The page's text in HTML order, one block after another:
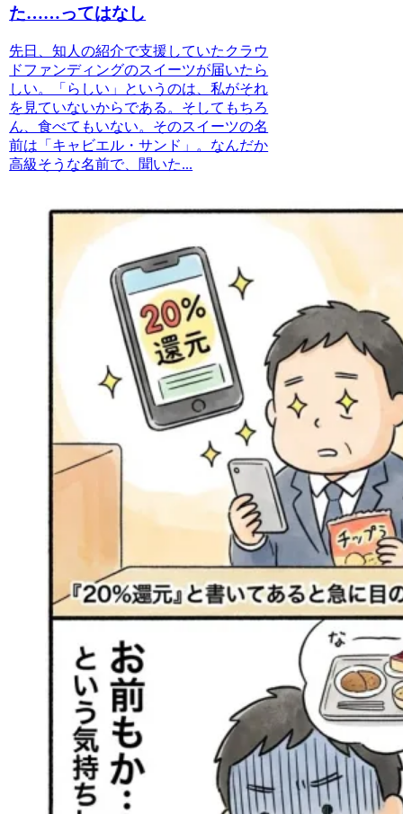
た……ってはなし
先日、知人の紹介で支援していたクラウ
ドファンディングのスイーツが届いたら
しい。「らしい」というのは、私がそれ
を見ていないからである。そしてもちろ
ん、食べてもいない。そのスイーツの名
前は「キャビエル・サンド」。なんだか
高級そうな名前で、聞いた...